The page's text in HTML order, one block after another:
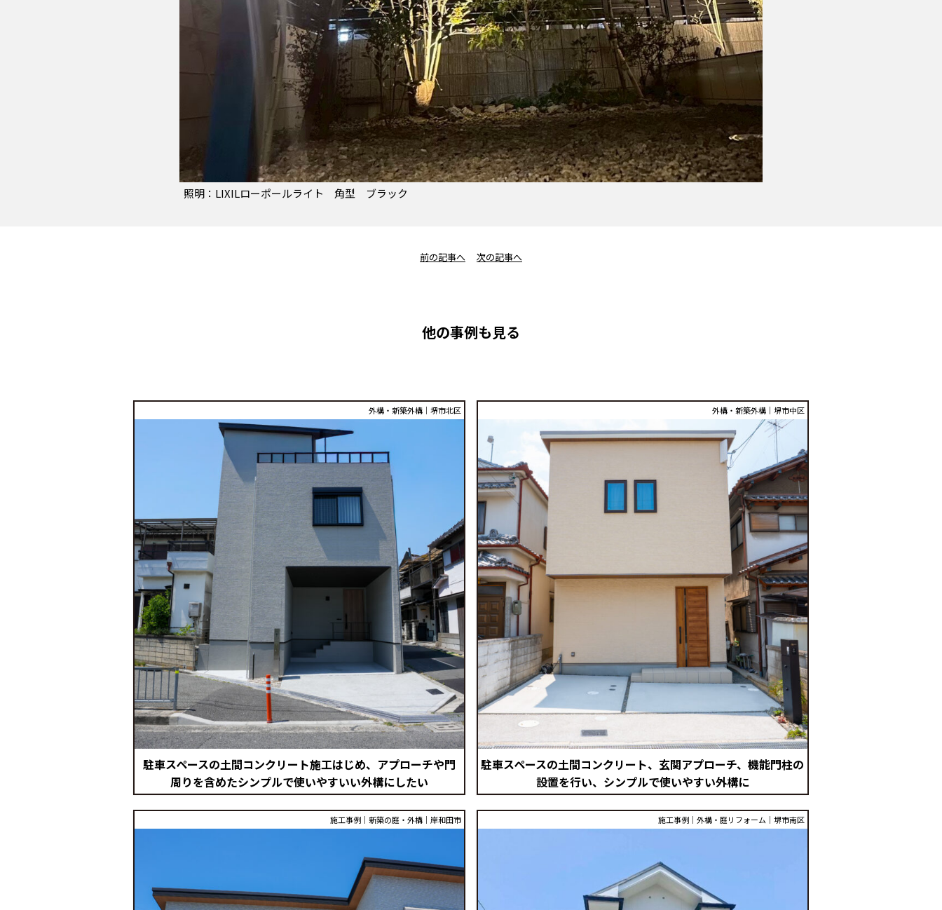
照明：LIXILローポールライト 角型 ブラック
前の記事へ 次の記事へ
他の事例も見る
外構・新築外構｜堺市北区
駐車スペースの土間コンクリート施工はじめ、アプローチや門
周りを含めたシンプルで使いやすいい外構にしたい
外構・新築外構｜堺市中区
駐車スペースの土間コンクリート、玄関アプローチ、機能門柱の
設置を行い、シンプルで使いやすい外構に
施工事例｜新築の庭・外構｜岸和田市 施工事例│外構・庭リフォーム│堺市南区